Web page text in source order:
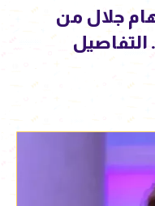
جلال من